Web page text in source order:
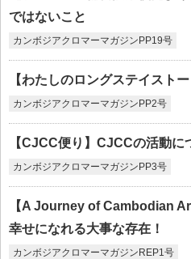
ではないこと
カンボジアクロマーマガジンPP19号
【わたしのロングステイスト
カンボジアクロマーマガジンPP2号
【CJCC便り】CJCCの活動に
カンボジアクロマーマガジンPP3号
【A Journey of Cambodian
幸せになれる大事な存在！
カンボジアクロマーマガジンREP1号